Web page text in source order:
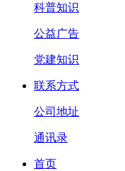
科普知识
公益广告
党建知识
联系方式
公司地址
通讯录
首页